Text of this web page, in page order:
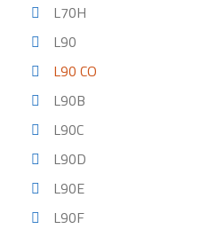
L70H
L90
L90 CO
L90B
L90C
L90D
L90E
L90F